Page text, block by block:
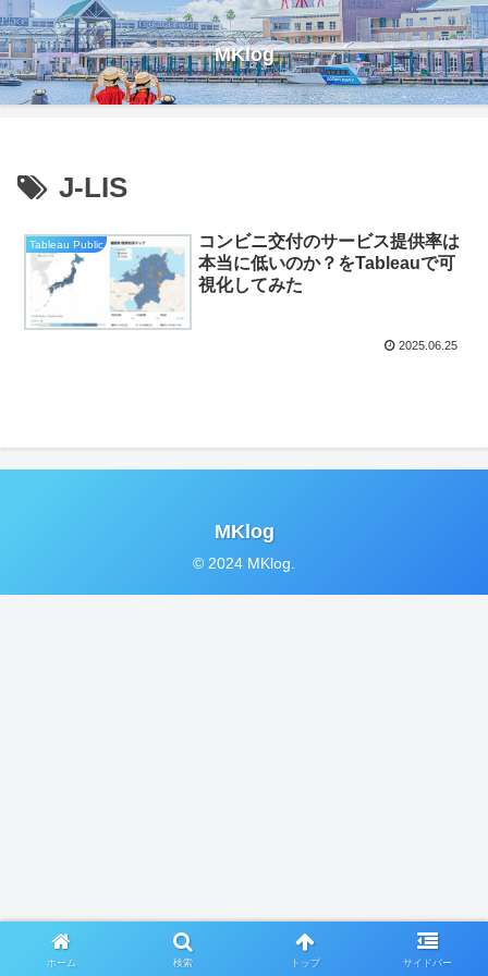
MKlog
J-LIS
Tableau Public
コンビニ交付のサービス提供率は
本当に低いのか？をTableauで可
視化してみた
2025.06.25
MKlog
© 2024 MKlog.
ホーム 検索 トップ サイドバー